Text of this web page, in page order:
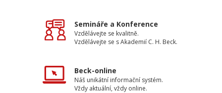
Semináře a Konference
Vzdělávejte se kvalitně.
Vzdělávejte se s Akademií C. H. Beck.
Beck-online
Náš unikátní informační systém.
Vždy aktuální, vždy online.